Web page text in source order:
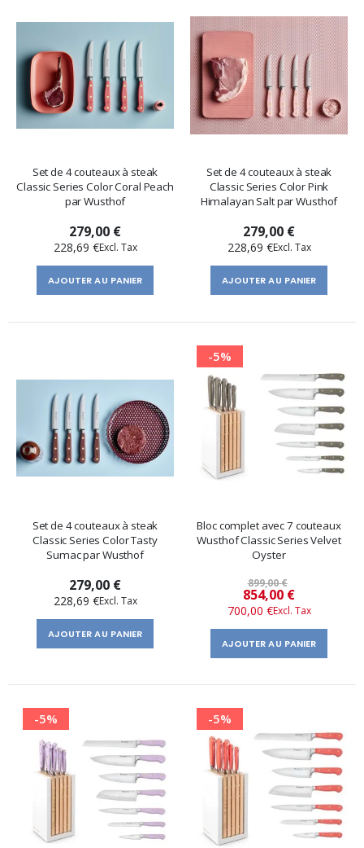
Set de 4 couteaux à steak
Classic Series Color Coral Peach
par Wusthof
279,00 €
228,69 €
AJOUTER AU PANIER
Set de 4 couteaux à steak
Classic Series Color Pink
Himalayan Salt par Wusthof
279,00 €
228,69 €
AJOUTER AU PANIER
Set de 4 couteaux à steak
Classic Series Color Tasty
Sumac par Wusthof
279,00 €
228,69 €
AJOUTER AU PANIER
-5%
Bloc complet avec 7 couteaux
Wusthof Classic Series Velvet
Oyster
899,00 €
Prix
spécial
854,00 €
700,00 €
AJOUTER AU PANIER
-5% -5%